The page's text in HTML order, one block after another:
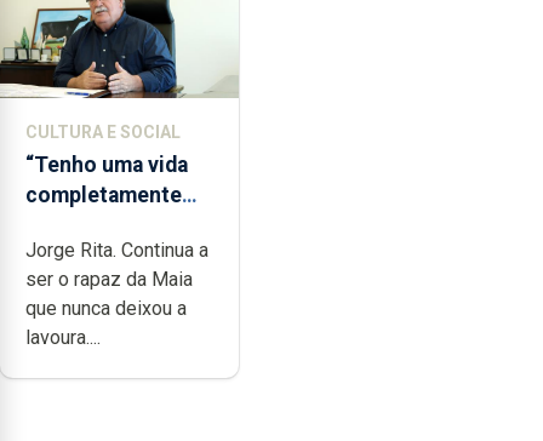
CULTURA E SOCIAL
“Tenho uma vida
completamente
dedicação, gosto e
muita paixão”
Jorge Rita. Continua a
ser o rapaz da Maia
que nunca deixou a
lavoura....